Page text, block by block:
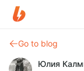
Go to blog
Юлия